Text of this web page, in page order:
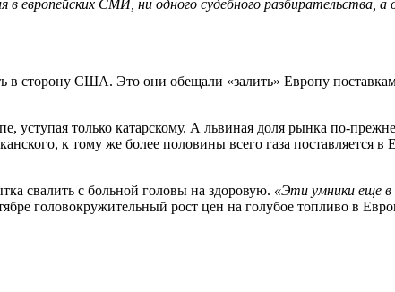
европейских СМИ, ни одного судебного разбирательства,
в сторону США. Это они обещали «залить» Европу
уступая только катарскому. А львиная доля рынка по-
к тому же более половины всего газа поставляется в
свалить с больной головы на здоровую. «Эти умники еще в
головокружительный рост цен на голубое топливо в